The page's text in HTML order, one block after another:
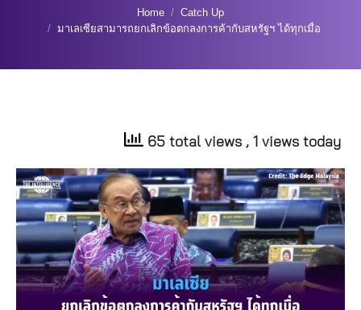
Home
Catch Up
มาเลเซียสามารถยกเลิกข้อตกลงการค้ากับสหรัฐฯ ได้ทุกเมื่อ
65 total views , 1 views today